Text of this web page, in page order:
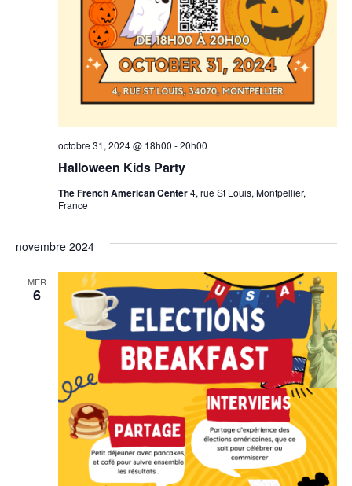
Halloween Kids Party
octobre 31, 2024 @ 18h00 -20h00
The French American Center4, rue St Louis, Montpellier,
France
novembre 2024
MER
6